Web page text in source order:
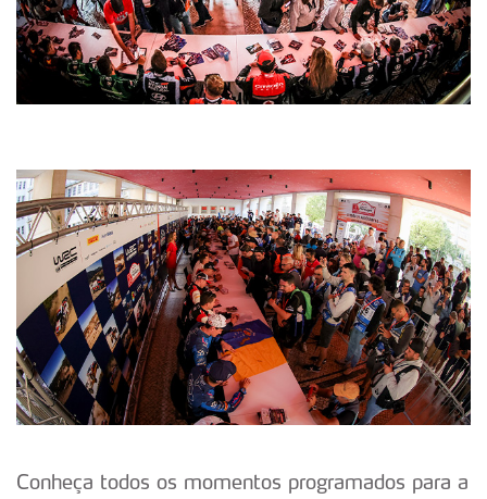
Conheça todos os momentos programados para a